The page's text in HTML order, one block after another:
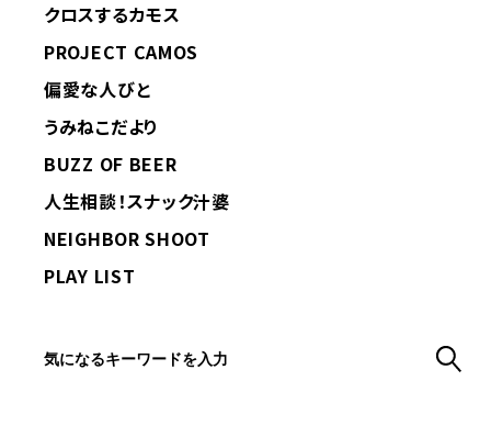
クロスするカモス
PROJECT CAMOS
偏愛な人びと
うみねこだより
BUZZ OF BEER
人生相談！スナック汁婆
NEIGHBOR SHOOT
PLAY LIST